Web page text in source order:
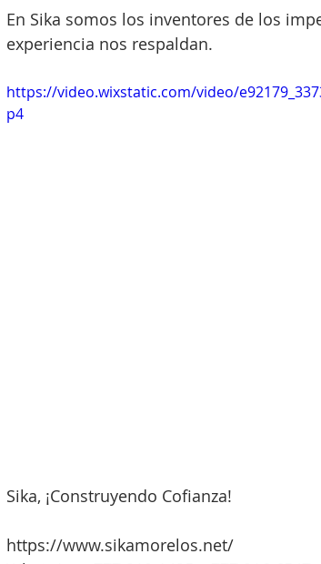
En Sika somos los inventores de los
experiencia nos respaldan.
https://video.wixstatic.com/video/
p4
Sika, ¡Construyendo Cofianza!
https://www.sikamorelos.net/